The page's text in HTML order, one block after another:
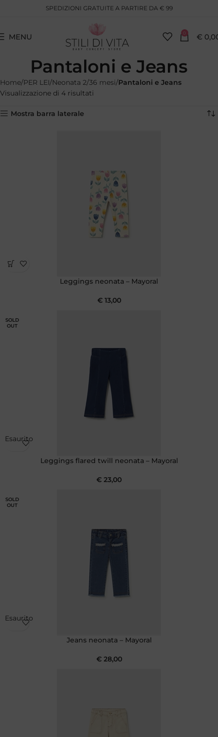
SPEDIZIONI GRATUITE A PARTIRE DA € 99
MENU 0 €
Pantaloni e Jeans
Home PER LEI Neonata 2/36 mesi Pantaloni e Jeans
Visualizzazione di 4 risultati
Mostra barra laterale
Leggings neonata – Mayoral
€13,00
SOLD
OUT
Esaurito
Leggings flared twill neonata – Mayoral
€ 23,00
SOLD
OUT
Esaurito
Jeans neonata – Mayoral
€28,00